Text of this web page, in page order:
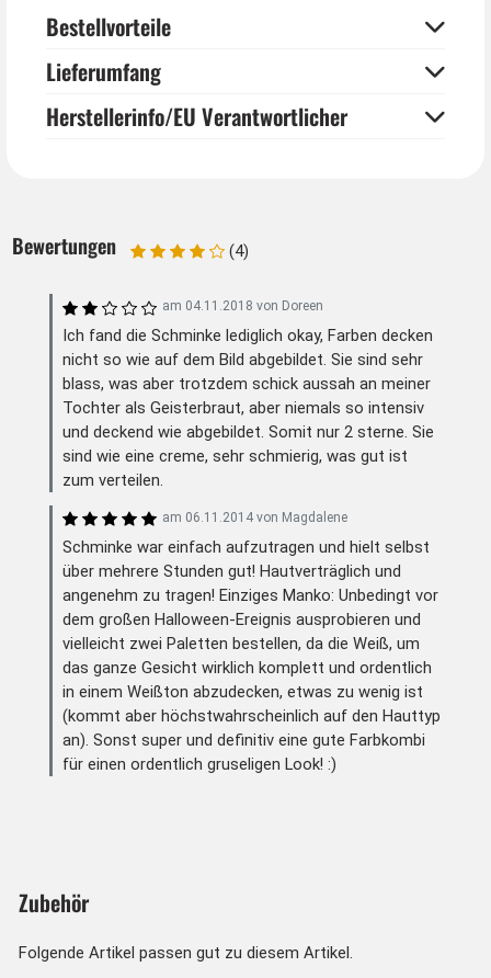
Auswahl an Kostümen für Vampire und Zubehör finden
Vampir Make up schminken. Diese drei Farbtöne
Bestellvorteile
Lieferumfang
Herstellerinfo/EU Verantwortlicher
Bewertungen (4)
am 04.11.2018 von Doreen
Ich fand die Schminke lediglich okay, Farben decken
nicht so wie auf dem Bild abgebildet. Sie sind sehr
blass, was aber trotzdem schick aussah an meiner
Tochter als Geisterbraut, aber niemals so intensiv
und deckend wie abgebildet. Somit nur 2 sterne. Sie
sind wie eine creme, sehr schmierig, was gut ist
zum verteilen.
am 06.11.2014 von Magdalene
Schminke war einfach aufzutragen und hielt selbst
über mehrere Stunden gut! Hautverträglich und
angenehm zu tragen! Einziges Manko: Unbedingt vor
dem großen Halloween-Ereignis ausprobieren und
vielleicht zwei Paletten bestellen, da die Weiß, um
das ganze Gesicht wirklich komplett und ordentlich
in einem Weißton abzudecken, etwas zu wenig ist
(kommt aber höchstwahrscheinlich auf den Hauttyp
an). Sonst super und definitiv eine gute Farbkombi
für einen ordentlich gruseligen Look! :)
Zubehör
Folgende Artikel passen gut zu diesem Artikel.